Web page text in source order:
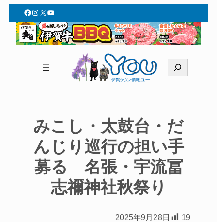
Facebook
Instagram
X YouTube
索
みこし・太鼓台・だ
んじり巡行の担い手
募る 名張・宇流冨
志禰神社秋祭り
2025年9月28日 19